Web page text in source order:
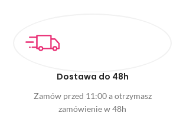
Dostawa do 48h
Zamów przed 11:00 a otrzymasz
zamówienie w 48h